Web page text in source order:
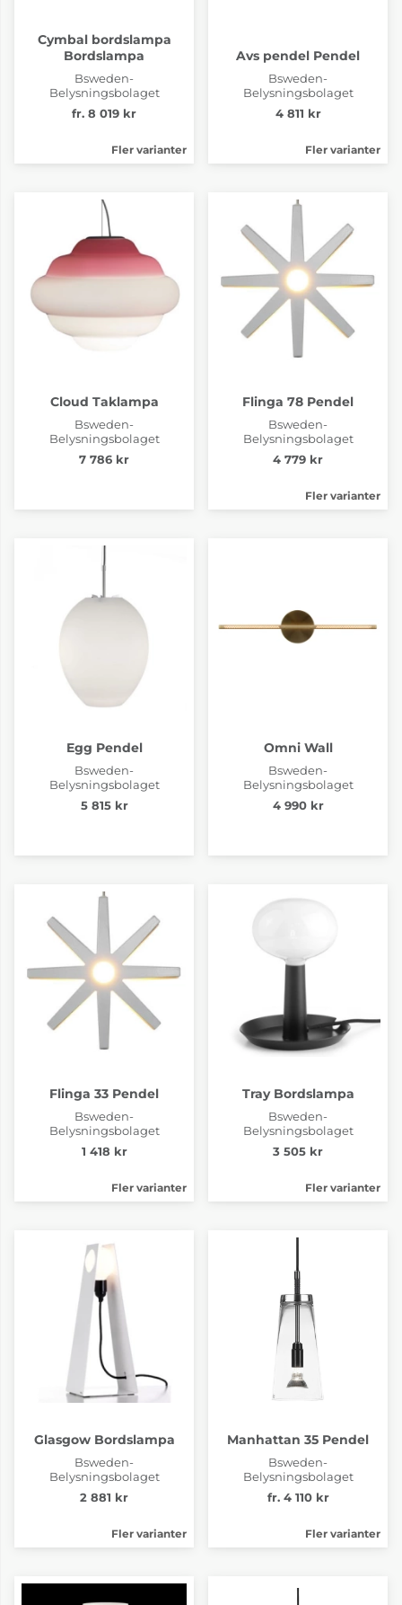
Cymbal bordslampa
Bordslampa
Bsweden-
Belysningsbolaget
fr. 8 019 kr
Fler varianter
Avs pendel Pendel
Bsweden-
Belysningsbolaget
4 811 kr
Fler varianter
Cloud Taklampa
Bsweden-
Belysningsbolaget
7 786 kr
Flinga 78 Pendel
Bsweden-
Belysningsbolaget
4 779 kr
Fler varianter
Egg Pendel
Bsweden-
Belysningsbolaget
5 815 kr
Omni Wall
Bsweden-
Belysningsbolaget
4 990 kr
Flinga 33 Pendel
Bsweden-
Belysningsbolaget
1 418 kr
Fler varianter
Tray Bordslampa
Bsweden-
Belysningsbolaget
3 505 kr
Fler varianter
Glasgow Bordslampa
Bsweden-
Belysningsbolaget
2 881 kr
Fler varianter
Manhattan 35 Pendel
Bsweden-
Belysningsbolaget
fr. 4 110 kr
Fler varianter